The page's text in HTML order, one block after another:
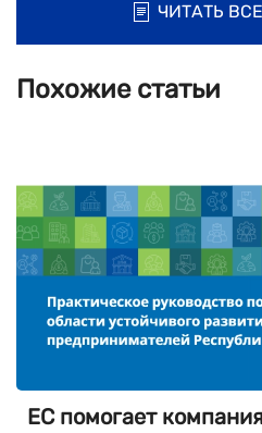
ЧИТАТЬ
Похожие статьи
ЕС помогает